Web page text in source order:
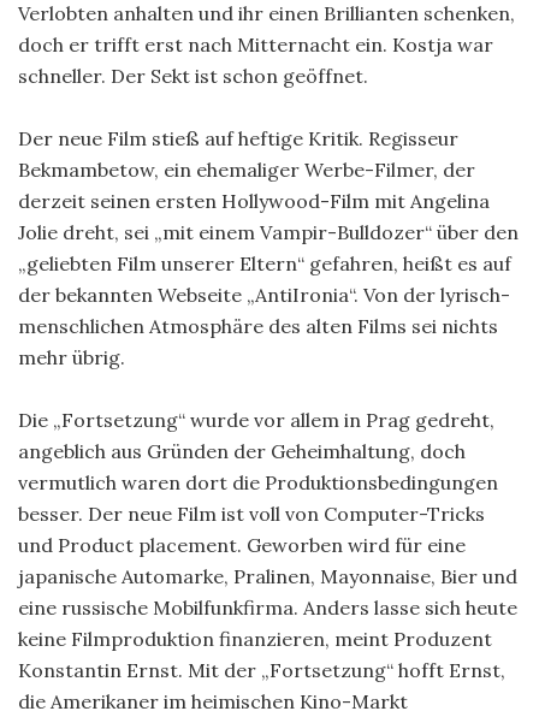
Verlobten anhalten und ihr einen Brillianten schenken,
doch er trifft erst nach Mitternacht ein. Kostja war
schneller. Der Sekt ist schon geöffnet.
Der neue Film stieß auf heftige Kritik. Regisseur
Bekmambetow, ein ehemaliger Werbe-Filmer, der
derzeit seinen ersten Hollywood-Film mit Angelina
Jolie dreht, sei „mit einem Vampir-Bulldozer“ über den
„geliebten Film unserer Eltern“ gefahren, heißt es auf
der bekannten Webseite „AntiIronia“. Von der lyrisch-
menschlichen Atmosphäre des alten Films sei nichts
mehr übrig.
Die „Fortsetzung“ wurde vor allem in Prag gedreht,
angeblich aus Gründen der Geheimhaltung, doch
vermutlich waren dort die Produktionsbedingungen
besser. Der neue Film ist voll von Computer-Tricks
und Product placement. Geworben wird für eine
japanische Automarke, Pralinen, Mayonnaise, Bier und
eine russische Mobilfunkfirma. Anders lasse sich heute
keine Filmproduktion finanzieren, meint Produzent
Konstantin Ernst. Mit der „Fortsetzung“ hofft Ernst,
die Amerikaner im heimischen Kino-Markt